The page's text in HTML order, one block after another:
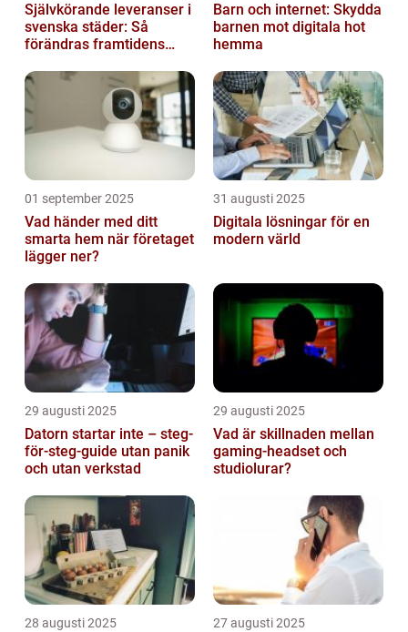
Självkörande leveranser i
svenska städer: Så
förändras framtidens
Barn och internet: Skydda
barnen mot digitala hot
hemma
01 september 2025
Vad händer med ditt
smarta hem när företaget
lägger ner?
31 augusti 2025
Digitala lösningar för en
modern värld
29 augusti 2025
Datorn startar inte – steg-
för-steg-guide utan panik
och utan verkstad
29 augusti 2025
Vad är skillnaden mellan
gaming-headset och
studiolurar?
28 augusti 2025 27 augusti 2025